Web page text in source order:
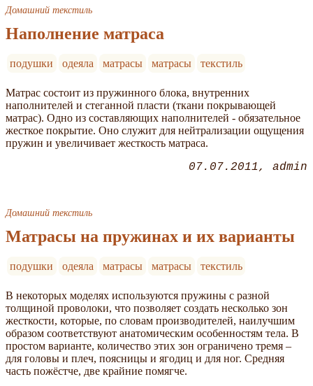
Домашний текстиль
Наполнение матраса
подушки одеяла матрасы матрасы текстиль
Матрас состоит из пружинного блока, внутренних
наполнителей и стеганной пласти (ткани покрывающей
матрас). Одно из составляющих наполнителей - обязательное
жесткое покрытие. Оно служит для нейтрализации ощущения
пружин и увеличивает жесткость матраса.
07.07.2011 admin
Домашний текстиль
Матрасы на пружинах и их варианты
подушки одеяла матрасы матрасы текстиль
В некоторых моделях используются пружины с разной
толщиной проволоки, что позволяет создать несколько зон
жесткости, которые, по словам производителей, наилучшим
образом соответствуют анатомическим особенностям тела. В
простом варианте, количество этих зон ограничено тремя –
для головы и плеч, поясницы и ягодиц и для ног. Средняя
часть пожёстче, две крайние помягче.